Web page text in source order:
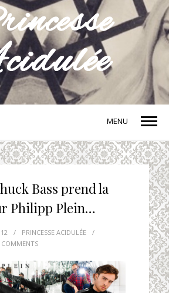
MENU
Bass prend la
Philipp Plein…
/ PRINCESSE ACIDULÉE
/
COMMENTS